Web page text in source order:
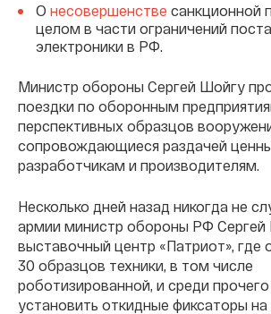
О несовершенстве санкционной
целом в части ограничений
электроники в РФ.
Министр обороны Сергей Шойгу
поездки по оборонным
перспективных образцов
сопровождающиеся раздачей
разработчикам и производителям.
Несколько дней назад никогда не
армии министр обороны РФ
выставочный центр «Патриот»,
30 образцов техники, в том числе
роботизированной, и среди
установить откидные фиксаторы